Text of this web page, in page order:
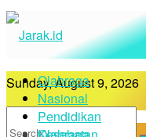
Sunday, August 9, 2026
Olahraga
Nasional
Pendidikan